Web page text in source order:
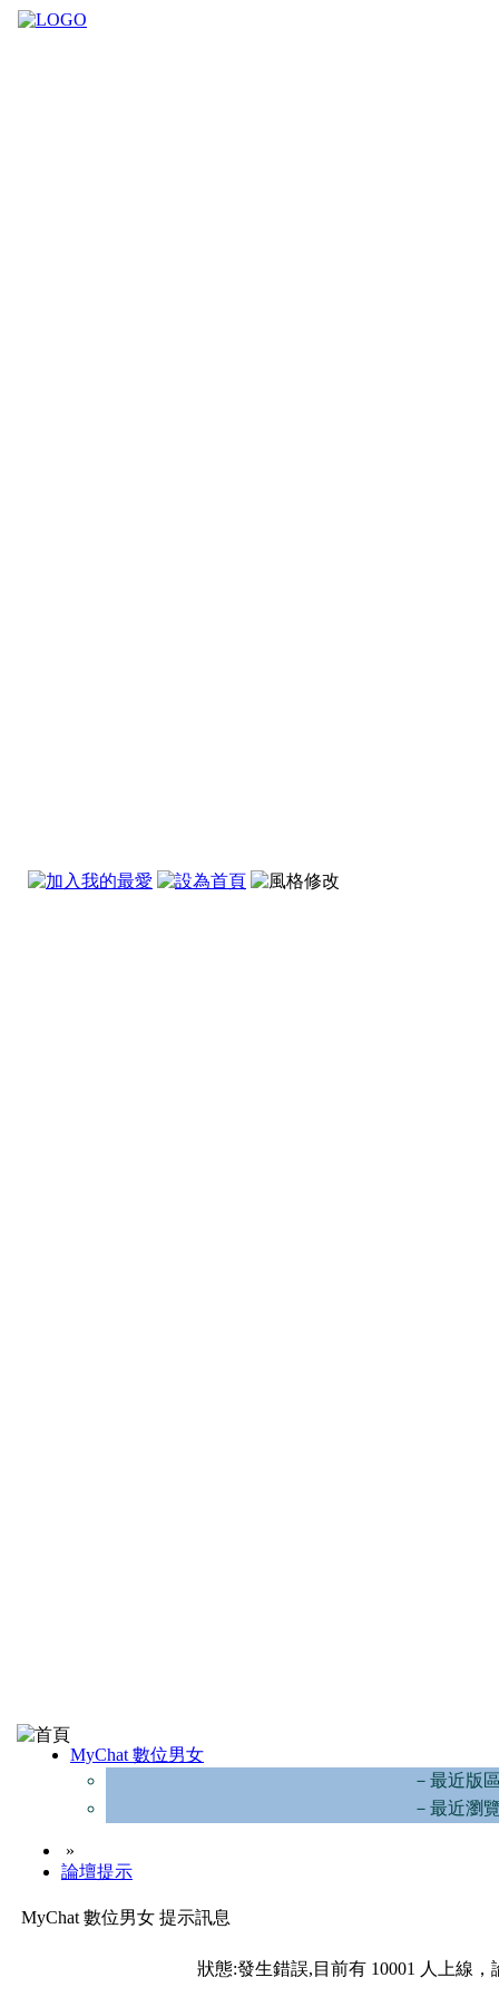
MyChat 數位男女
－最近版
－最近瀏
»
論壇提示
MyChat 數位男女 提示訊息
狀態:發生錯誤,目前有 10001 人上線